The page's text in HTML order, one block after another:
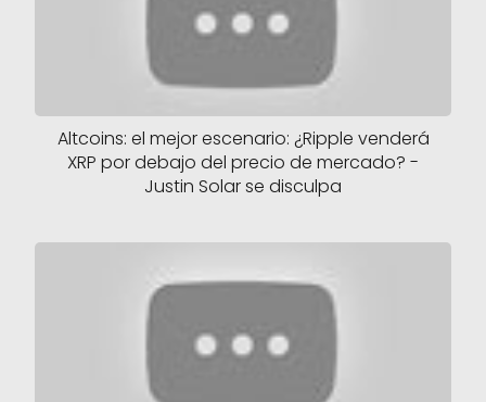
Altcoins: el mejor escenario: ¿Ripple venderá
XRP por debajo del precio de mercado? -
Justin Solar se disculpa